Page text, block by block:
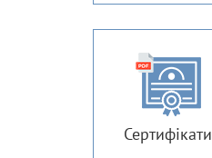
Сертифікати